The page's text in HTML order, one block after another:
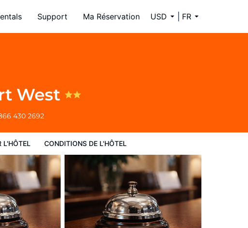
Support Ma Réservation USD FR
West
430 2692
L'HÔTEL CONDITIONS DE L'HÔTEL